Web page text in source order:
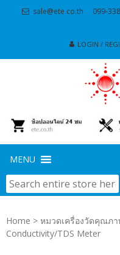
sale@ete.co.th 099-
LOGIN /
MENU
Home > หมวดเครื่องวัดคุณภ
Conductivity/TDS Meter